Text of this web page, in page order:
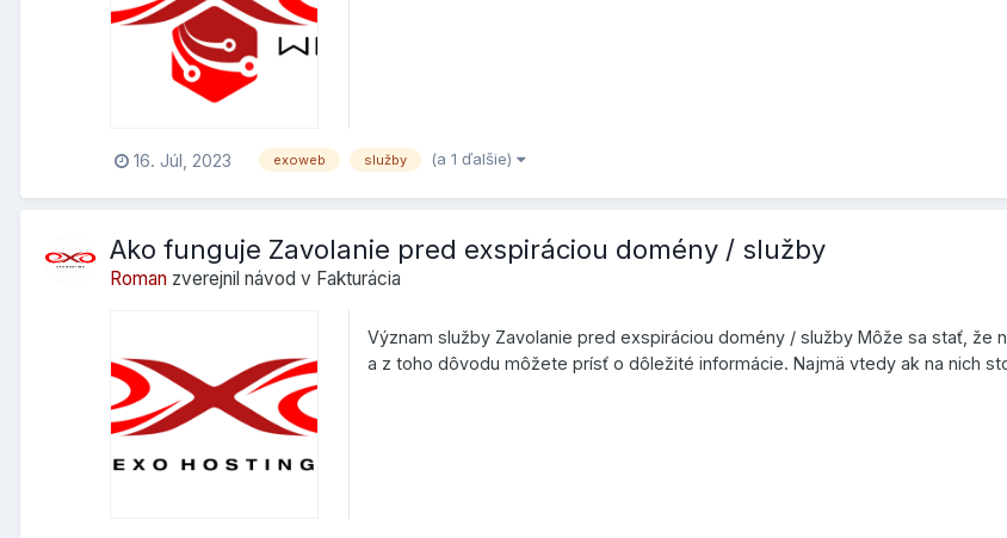
16. Júl, 2023 exoweb služby (a 1 ďalšie)
Ako funguje Zavolanie pred exspiráciou domény / služby
Roman zverejnil návod v Fakturácia
Význam služby Zavolanie pred exspiráciou domény / služby Môže sa stať,
a z toho dôvodu môžete prísť o dôležité informácie. Najmä vtedy ak na nich